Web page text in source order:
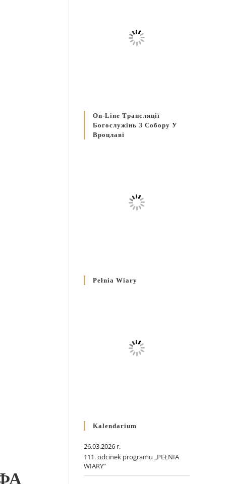
On-Line Трансляції
Богослужінь З Собору У
Вроцлаві
Pełnia Wiary
Kalendarium
26.03.2026 r.
111. odcinek programu „PEŁNIA
WIARY”